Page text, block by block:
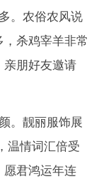
。农俗农风说
杀鸡宰羊非常
亲朋好友邀请
。靓丽服饰展
温情词汇倍受
愿君鸿运年连